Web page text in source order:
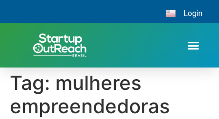
Login
Tag: mulheres
empreendedoras